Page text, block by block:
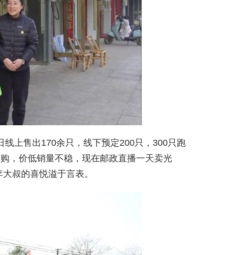
上售出170余只，线下预定200只，300只跑
，价低销量不稳，现在邮政直播一天卖光
叔的喜悦溢于言表。